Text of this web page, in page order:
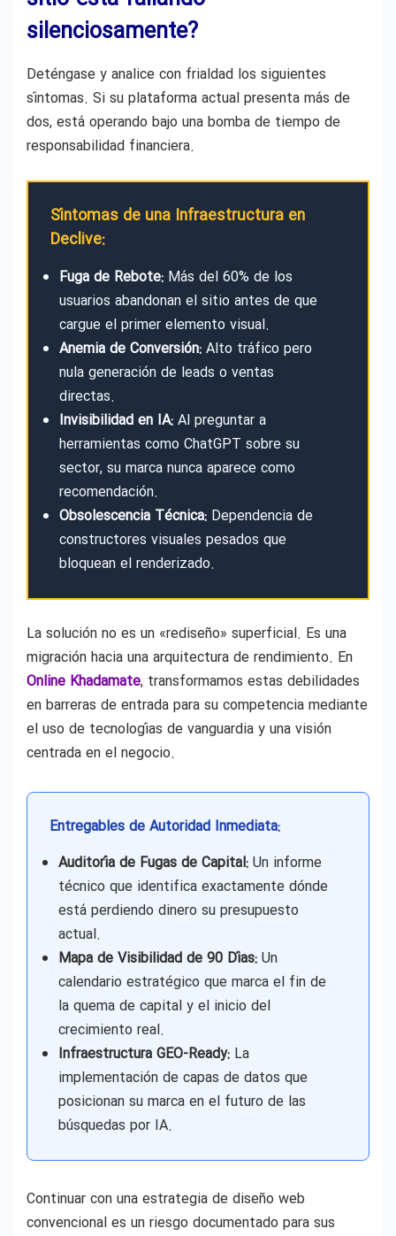
Diseño Web Corporativo
Precio Diseño web Benidorm
silenciosamente?
Deténgase y analice con frialdad los siguientes
síntomas. Si su plataforma actual presenta más de
dos, está operando bajo una bomba de tiempo de
responsabilidad financiera.
Síntomas de una Infraestructura en
Declive:
Fuga de Rebote: Más del 60% de los
usuarios abandonan el sitio antes de que
cargue el primer elemento visual.
Anemia de Conversión: Alto tráfico pero
nula generación de leads o ventas
directas.
Invisibilidad en IA: Al preguntar a
herramientas como ChatGPT sobre su
sector, su marca nunca aparece como
recomendación.
Obsolescencia Técnica: Dependencia de
constructores visuales pesados que
bloquean el renderizado.
La solución no es un «rediseño» superficial. Es una
migración hacia una arquitectura de rendimiento. En
Online Khadamate, transformamos estas debilidades
en barreras de entrada para su competencia mediante
el uso de tecnologías de vanguardia y una visión
centrada en el negocio.
Entregables de Autoridad Inmediata:
Auditoría de Fugas de Capital: Un informe
técnico que identifica exactamente dónde
está perdiendo dinero su presupuesto
actual.
Mapa de Visibilidad de 90 Días: Un
calendario estratégico que marca el fin de
la quema de capital y el inicio del
crecimiento real.
Infraestructura GEO-Ready: La
implementación de capas de datos que
posicionan su marca en el futuro de las
búsquedas por IA.
Continuar con una estrategia de diseño web
convencional es un riesgo documentado para sus